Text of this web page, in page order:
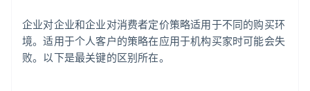
企业对企业和企业对消费者定价策略适用于不同的购买环
境。适用于个人客户的策略在应用于机构买家时可能会失
败。以下是最关键的区别所在。